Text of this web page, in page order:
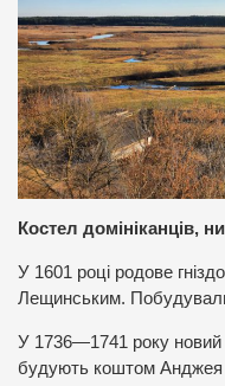
Костел домініканців,
У 1601 році родове
Лещинським.
У 1736—1741 року новий
будують коштом Анджея